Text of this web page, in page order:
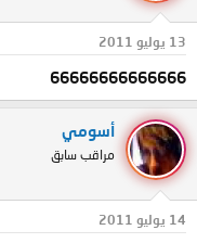
13 يوليو 2011
66666666666666
أسومي
مراقب سابق
14 يوليو 2011